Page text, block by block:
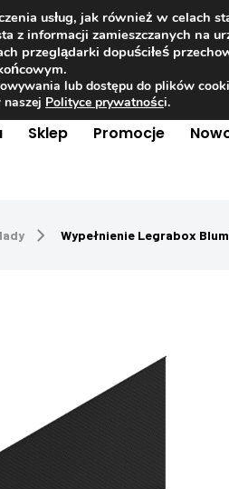
Sklep Promocje
Wypełnienie Legrabox
usług, jak również w celach
z informacji zamieszczanych na
przeglądarki dopuściłeś
lub dostępu do plików
Polityce prywatności.